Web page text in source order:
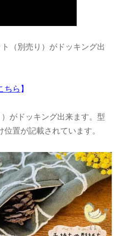
（別売り）がドッキング出
ちら 】
がドッキング出来ます。型
置が記載されています。